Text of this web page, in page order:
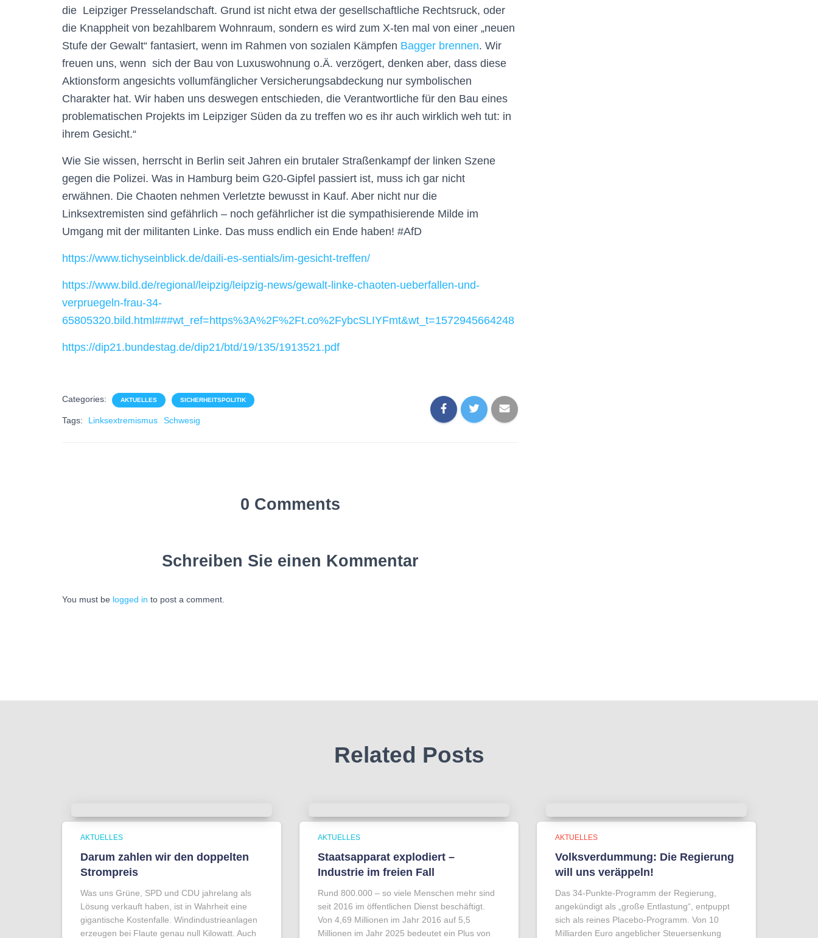
die Leipziger Presselandschaft. Grund ist nicht etwa der gesellschaftliche Rechtsruck, oder
die Knappheit von bezahlbarem Wohnraum, sondern es wird zum X-ten mal von einer „neuen
Stufe der Gewalt“ ‎fantasiert, wenn im Rahmen von sozialen Kämpfen Bagger brennen. Wir
freuen uns, wenn sich der Bau von Luxuswohnung o.Ä. verzögert, denken aber, dass diese
Aktionsform angesichts vollumfänglicher Versicherungsabdeckung nur symbolischen
Charakter hat. Wir haben uns deswegen entschieden, die Verantwortliche für den Bau eines
problematischen Projekts im Leipziger Süden da zu treffen wo es ihr auch wirklich weh tut: in
ihrem Gesicht.“
Wie Sie wissen, herrscht in Berlin seit Jahren ein brutaler Straßenkampf der linken Szene
gegen die Polizei. Was in Hamburg beim G20-Gipfel passiert ist, muss ich gar nicht
erwähnen. Die Chaoten nehmen Verletzte bewusst in Kauf. Aber nicht nur die
Linksextremisten sind gefährlich – noch gefährlicher ist die sympathisierende Milde im
Umgang mit der militanten Linke. Das muss endlich ein Ende haben! #AfD
https://www.tichyseinblick.de/daili-es-sentials/im-gesicht-treffen/
https://www.bild.de/regional/leipzig/leipzig-news/gewalt-linke-chaoten-ueberfallen-und-
verpruegeln-frau-34-
65805320.bild.html###wt_ref=https%3A%2F%2Ft.co%2FybcSLIYFmt&wt_t=1572945664248
https://dip21.bundestag.de/dip21/btd/19/135/1913521.pdf
Categories: AKTUELLES SICHERHEITSPOLITIK
Tags: Linksextremismus Schwesig
0 Comments
Schreiben Sie einen Kommentar
You must be logged in to post a comment.
Related Posts
AKTUELLES
Darum zahlen wir den doppelten
Strompreis
Was uns Grüne, SPD und CDU jahrelang als
Lösung verkauft haben, ist in Wahrheit eine
gigantische Kostenfalle. Windindustrieanlagen
erzeugen bei Flaute genau null Kilowatt. Auch
AKTUELLES
Staatsapparat explodiert –
Industrie im freien Fall
Rund 800.000 – so viele Menschen mehr sind
seit 2016 im öffentlichen Dienst beschäftigt.
Von 4,69 Millionen im Jahr 2016 auf 5,5
Millionen im Jahr 2025 bedeutet ein Plus von
AKTUELLES
Volksverdummung: Die Regierung
will uns veräppeln!
Das 34-Punkte-Programm der Regierung,
angekündigt als „große Entlastung“, entpuppt
sich als reines Placebo-Programm. Von 10
Milliarden Euro angeblicher Steuersenkung